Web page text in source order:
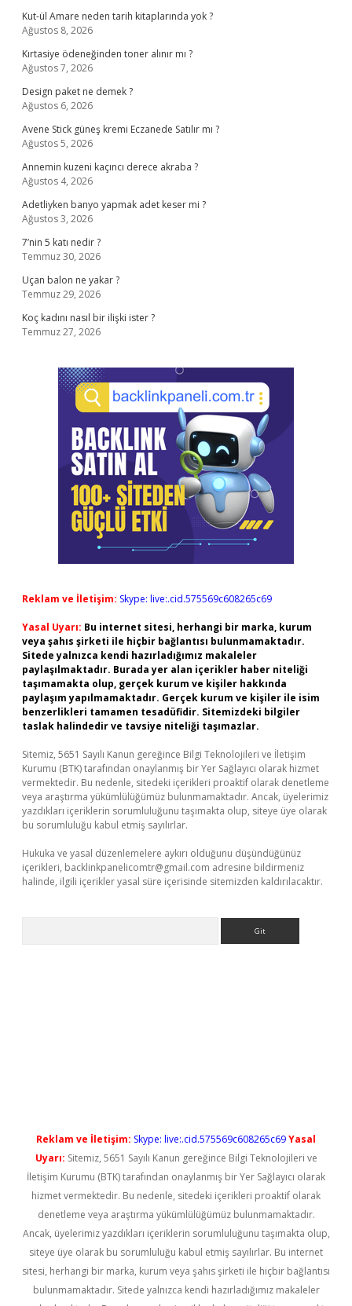
Kut-ül Amare neden tarih kitaplarında yok ?
Ağustos 8, 2026
Kırtasiye ödeneğinden toner alınır mı ?
Ağustos 7, 2026
Design paket ne demek ?
Ağustos 6, 2026
Avene Stick güneş kremi Eczanede Satılır mı ?
Ağustos 5, 2026
Annemin kuzeni kaçıncı derece akraba ?
Ağustos 4, 2026
Adetliyken banyo yapmak adet keser mi ?
Ağustos 3, 2026
7’nin 5 katı nedir ?
Temmuz 30, 2026
Uçan balon ne yakar ?
Temmuz 29, 2026
Koç kadını nasıl bir ilişki ister ?
Temmuz 27, 2026
Reklam ve İletişim: Skype: live:.cid.575569c608265c69
Yasal Uyarı: Bu internet sitesi, herhangi bir marka, kurum
veya şahıs şirketi ile hiçbir bağlantısı bulunmamaktadır.
Sitede yalnızca kendi hazırladığımız makaleler
paylaşılmaktadır. Burada yer alan içerikler haber niteliği
taşımamakta olup, gerçek kurum ve kişiler hakkında
paylaşım yapılmamaktadır. Gerçek kurum ve kişiler ile isim
benzerlikleri tamamen tesadüfidir. Sitemizdeki bilgiler
taslak halindedir ve tavsiye niteliği taşımazlar.
Sitemiz, 5651 Sayılı Kanun gereğince Bilgi Teknolojileri ve İletişim
Kurumu (BTK) tarafından onaylanmış bir Yer Sağlayıcı olarak hizmet
vermektedir. Bu nedenle, sitedeki içerikleri proaktif olarak denetleme
veya araştırma yükümlülüğümüz bulunmamaktadır. Ancak, üyelerimiz
yazdıkları içeriklerin sorumluluğunu taşımakta olup, siteye üye olarak
bu sorumluluğu kabul etmiş sayılırlar.
Hukuka ve yasal düzenlemelere aykırı olduğunu düşündüğünüz
içerikleri, backlinkpanelicomtr@gmail.com adresine bildirmeniz
halinde, ilgili içerikler yasal süre içerisinde sitemizden kaldırılacaktır.
Reklam ve İletişim: Skype: live:.cid.575569c608265c69Yasal
Uyarı: Sitemiz, 5651 Sayılı Kanun gereğince Bilgi Teknolojileri ve
İletişim Kurumu (BTK) tarafından onaylanmış bir Yer Sağlayıcı olarak
hizmet vermektedir. Bu nedenle, sitedeki içerikleri proaktif olarak
denetleme veya araştırma yükümlülüğümüz bulunmamaktadır.
Ancak, üyelerimiz yazdıkları içeriklerin sorumluluğunu taşımakta olup,
siteye üye olarak bu sorumluluğu kabul etmiş sayılırlar. Bu internet
sitesi, herhangi bir marka, kurum veya şahıs şirketi ile hiçbir bağlantısı
bulunmamaktadır. Sitede yalnızca kendi hazırladığımız makaleler